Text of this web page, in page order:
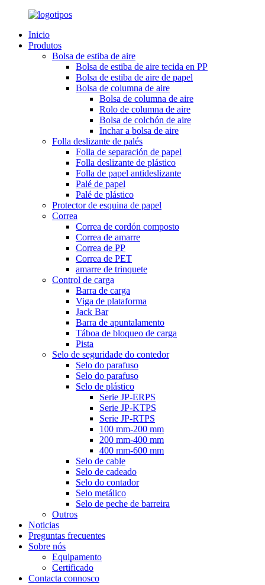
Inicio
Produtos
Bolsa de estiba de aire
Bolsa de estiba de aire tecida en PP
Bolsa de estiba de aire de papel
Bolsa de columna de aire
Bolsa de columna de aire
Rolo de columna de aire
Bolsa de colchón de aire
Inchar a bolsa de aire
Folla deslizante de palés
Folla de separación de papel
Folla deslizante de plástico
Folla de papel antideslizante
Palé de papel
Palé de plástico
Protector de esquina de papel
Correa
Correa de cordón composto
Correa de amarre
Correa de PP
Correa de PET
amarre de trinquete
Control de carga
Barra de carga
Viga de plataforma
Jack Bar
Barra de apuntalamento
Táboa de bloqueo de carga
Pista
Selo de seguridade do contedor
Selo do parafuso
Selo do parafuso
Selo de plástico
Serie JP-ERPS
Serie JP-KTPS
Serie JP-RTPS
100 mm-200 mm
200 mm-400 mm
400 mm-600 mm
Selo de cable
Selo de cadeado
Selo do contador
Selo metálico
Selo de peche de barreira
Outros
Noticias
Preguntas frecuentes
Sobre nós
Equipamento
Certificado
Contacta connosco